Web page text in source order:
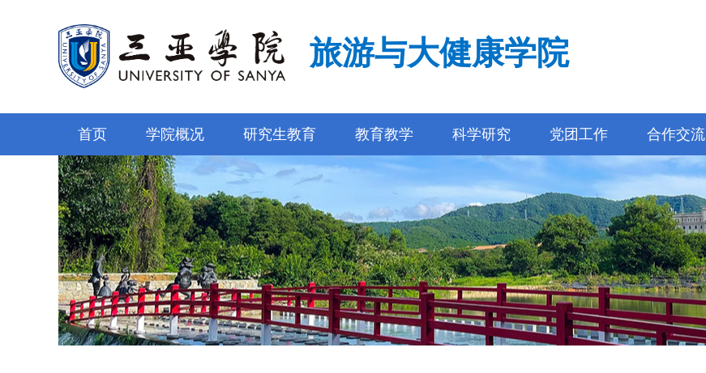
旅游与大健康学院
首页 学院概况 研究生教育 教育教学 科学研究 党团工作 合作交流